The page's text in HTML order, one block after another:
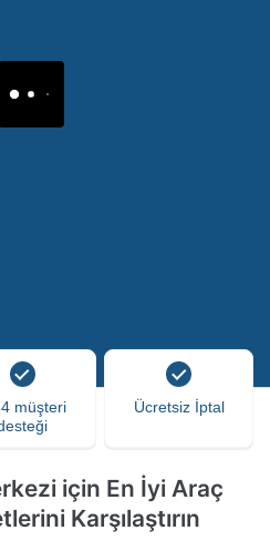
müşteri
Ücretsiz İptal
için En İyi Araç
Karşılaştırın